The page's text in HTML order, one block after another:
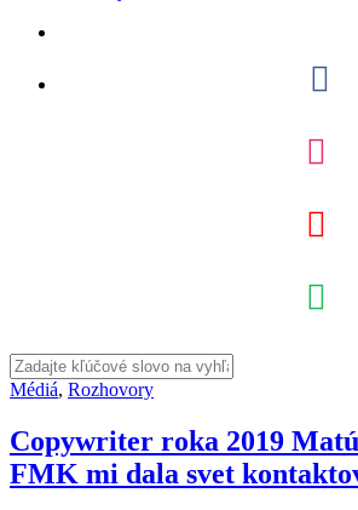
Médiá, Rozhovory
Copywriter roka 2019
FMK mi dala svet